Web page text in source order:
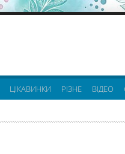
ЦІКАВИНКИ РІЗНЕ ВІДЕО